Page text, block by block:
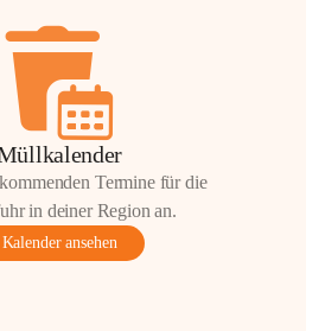
Termine für die
in deiner Region an.
Kalender ansehen